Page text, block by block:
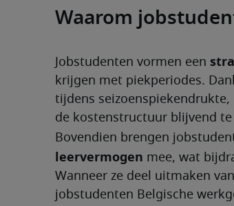
Waarom
Jobstudenten vormen een
krijgen met piekperiodes.
tijdens
de kostenstructuur blijvend
Bovendien brengen
leervermogen mee, wat
Wanneer ze deel uitmaken
jobstudenten Belgische